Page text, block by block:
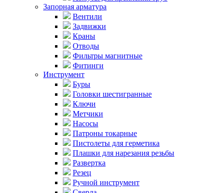
Запорная арматура
Вентили
Задвижки
Краны
Отводы
Фильтры магнитные
Фитинги
Инструмент
Буры
Головки шестигранные
Ключи
Метчики
Насосы
Патроны токарные
Пистолеты для герметика
Плашки для нарезания резьбы
Развертка
Резец
Ручной инструмент